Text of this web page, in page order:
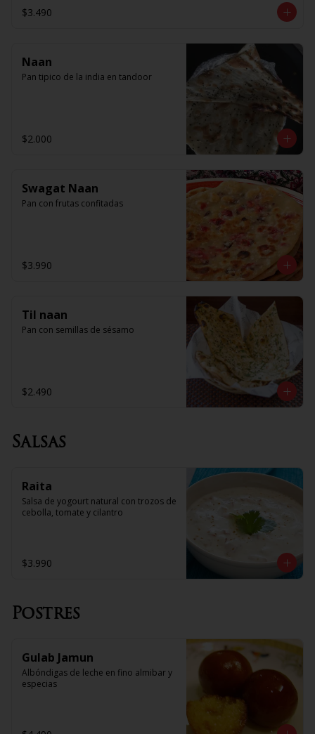
$3.490
Naan
Pan tipico de la india en tandoor
$2.000
Swagat Naan
Pan con frutas confitadas
$3.990
Til naan
Pan con semillas de sésamo
$2.490
Salsas
Raita
Salsa de yogourt natural con trozos de
cebolla, tomate y cilantro
$3.990
Postres
Gulab Jamun
Albóndigas de leche en fino almibar y
especias